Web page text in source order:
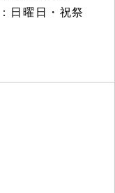
日曜日・祝祭